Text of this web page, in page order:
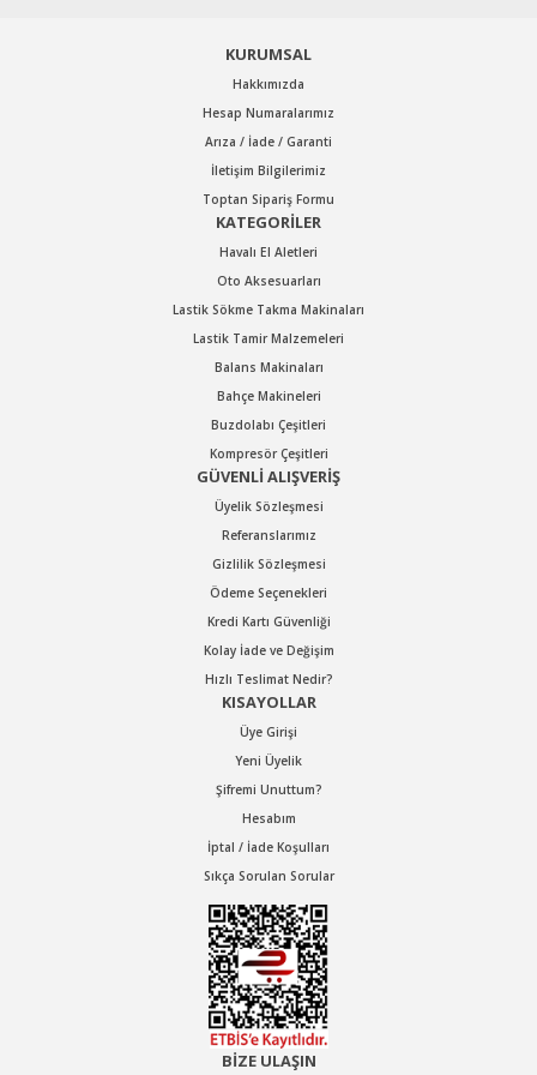
OPC 50138 3/8'' Somun Sökme
10.789,20 TL Kdv Dahil
7.552,44 TL Kdv Dahil
KAWASAKI
Kawasaki KPT-12 W Kabzalı Somun Sıkma - Sökme 3/8'' Kabzalı
Stok Kodu : KPT12W
12.480,48 TL Kdv Dahil
11.232,43 TL Kdv Dahil
KURUMSAL
Hakkımızda
Hesap Numaralarımız
Arıza / İade / Garanti
İletişim Bilgilerimiz
Toptan Sipariş Formu
KATEGORİLER
Havalı El Aletleri
Oto Aksesuarları
Lastik Sökme Takma Makinaları
Lastik Tamir Malzemeleri
Balans Makinaları
Bahçe Makineleri
Buzdolabı Çeşitleri
Kompresör Çeşitleri
GÜVENLİ ALIŞVERİŞ
Üyelik Sözleşmesi
Referanslarımız
Gizlilik Sözleşmesi
Ödeme Seçenekleri
Kredi Kartı Güvenliği
Kolay İade ve Değişim
Hızlı Teslimat Nedir?
KISAYOLLAR
Üye Girişi
Yeni Üyelik
Şifremi Unuttum?
Hesabım
İptal / İade Koşulları
Sıkça Sorulan Sorular
BİZE ULAŞIN